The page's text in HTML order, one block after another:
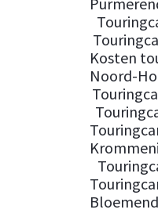
Kosten
Noord-